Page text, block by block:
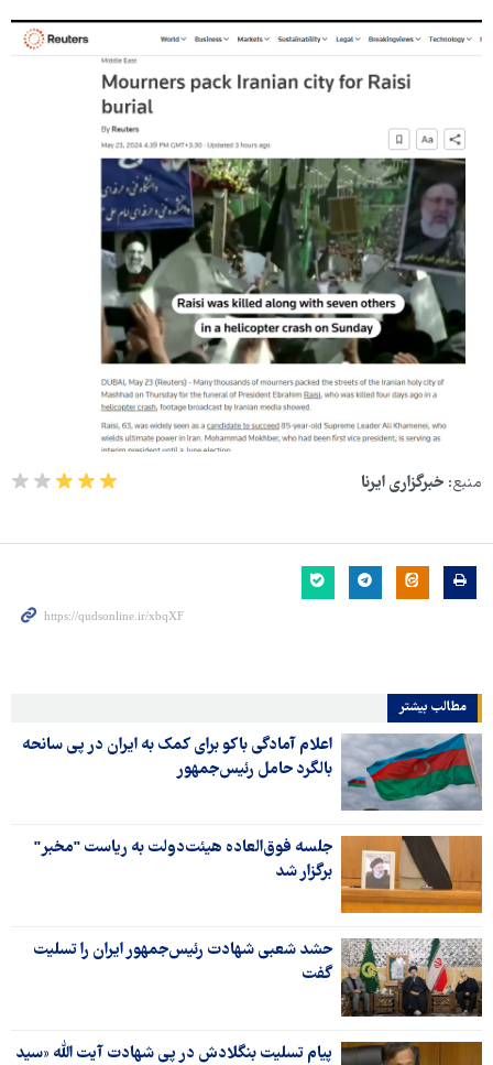
منبع: خبرگزاری ایرنا
مطالب بیشتر
اعلام آمادگی باکو برای کمک به ایران در پی سانحه
بالگرد حامل رئیس‌جمهور
جلسه فوق‌العاده هیئت‌دولت به ریاست "مخبر"
برگزار شد
حشد شعبی شهادت رئیس‌جمهور ایران را تسلیت
گفت
پیام تسلیت بنگلادش در پی شهادت آیت الله «سید